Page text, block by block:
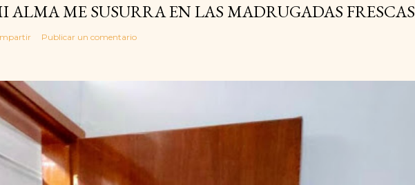
ALMA ME SUSURRA EN LAS MADRUGADAS FRESCAS
Publicar un comentario